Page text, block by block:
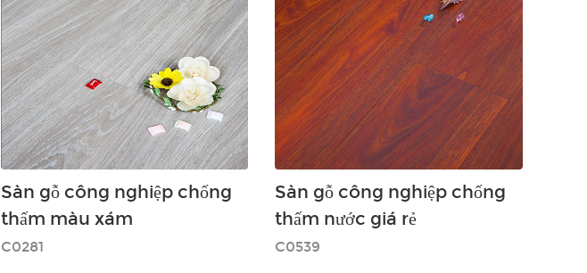
Sàn gỗ công nghiệp chống
thấm màu xám
C0281
Sàn gỗ công nghiệp chống
thấm nước giá rẻ
C0539